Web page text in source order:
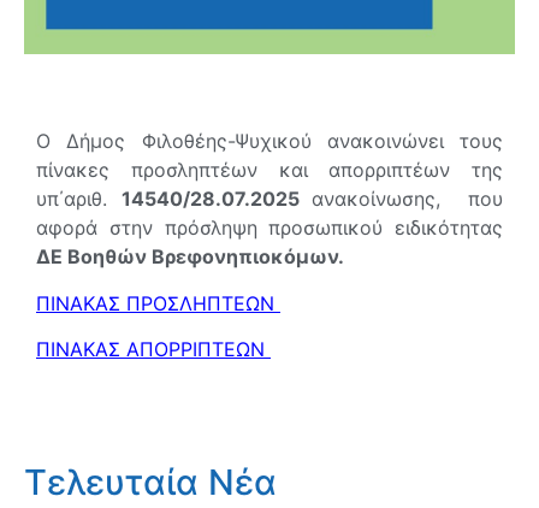
Ο Δήμος Φιλοθέης-Ψυχικού ανακοινώνει τους
πίνακες προσληπτέων και απορριπτέων της
υπ΄αριθ. 14540/28.07.2025 ανακοίνωσης, που
αφορά στην πρόσληψη προσωπικού ειδικότητας
ΔΕ Βοηθών Βρεφονηπιοκόμων.
ΠΙΝΑΚΑΣ ΠΡΟΣΛΗΠΤΕΩΝ
ΠΙΝΑΚΑΣ ΑΠΟΡΡΙΠΤΕΩΝ
Τελευταία Νέα